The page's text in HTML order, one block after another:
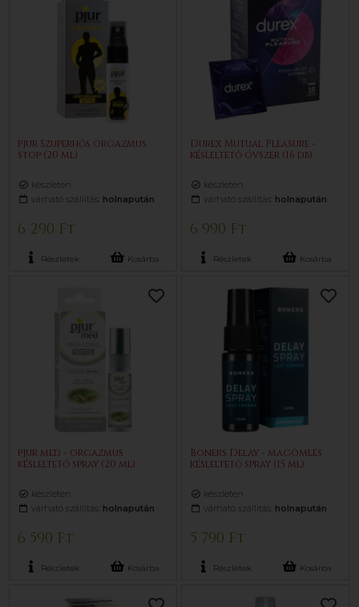
pjur Szuperhős orgazmus
stop (20 ml)
készleten
várható szállítás: holnapután
6 290 Ft
Részletek Kosárba
Durex Mutual Pleasure -
késleltető óvszer (16 db)
készleten
várható szállítás: holnapután
6 990 Ft
Részletek Kosárba
pjur med - orgazmus
késleltető spray (20 ml)
készleten
várható szállítás: holnapután
6 590 Ft
Részletek Kosárba
Boners Delay - magömlés
késleltető spray (15 ml)
készleten
várható szállítás: holnapután
5 790 Ft
Részletek Kosárba